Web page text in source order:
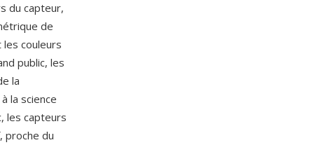
du capteur,
de
couleurs
public, les
la
la science
les capteurs
proche du